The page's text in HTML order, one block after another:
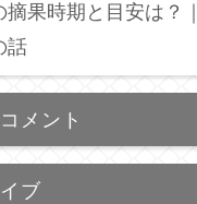
摘果時期と目安は？
話
メント
ブ